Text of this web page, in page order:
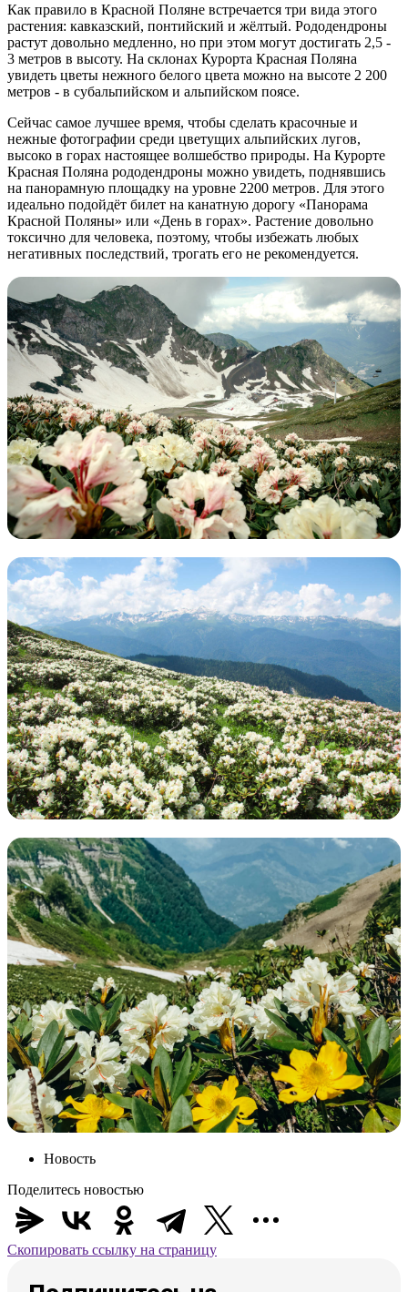
Как правило в Красной Поляне встречается три вида этого
растения: кавказский, понтийский и жёлтый. Рододендроны
растут довольно медленно, но при этом могут достигать 2,5 -
3 метров в высоту. На склонах Курорта Красная Поляна
увидеть цветы нежного белого цвета можно на высоте 2 200
метров - в субальпийском и альпийском поясе.
Сейчас самое лучшее время, чтобы сделать красочные и
нежные фотографии среди цветущих альпийских лугов,
высоко в горах настоящее волшебство природы. На Курорте
Красная Поляна рододендроны можно увидеть, поднявшись
на панорамную площадку на уровне 2200 метров. Для этого
идеально подойдёт билет на канатную дорогу «Панорама
Красной Поляны» или «День в горах». Растение довольно
токсично для человека, поэтому, чтобы избежать любых
негативных последствий, трогать его не рекомендуется.
Новость
Поделитесь новостью
Скопировать ссылку на страницу